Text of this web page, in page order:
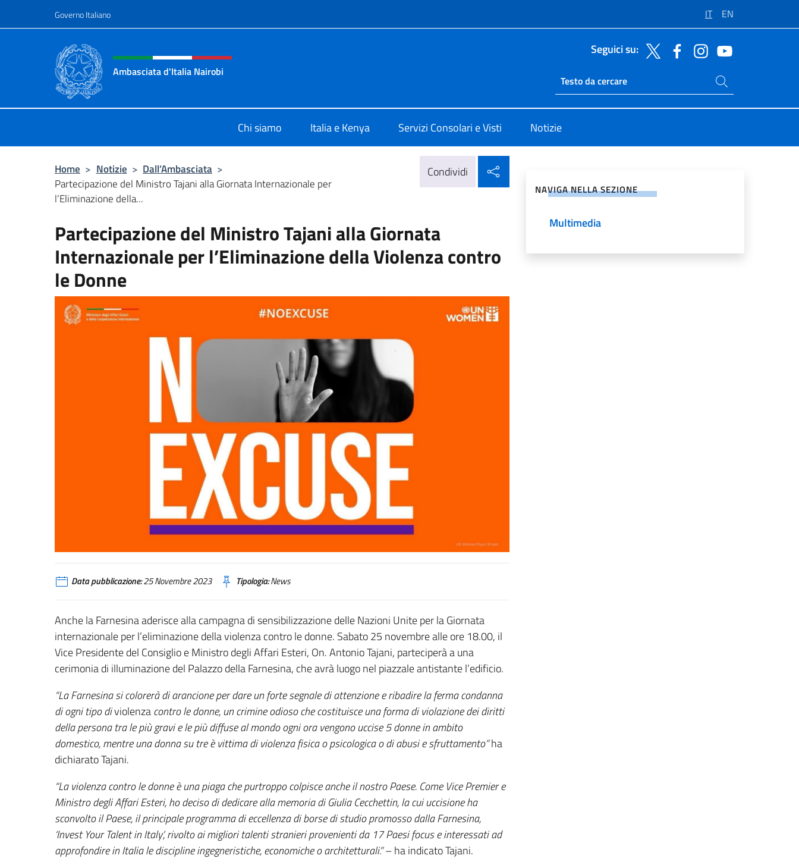
Governo Italiano IT EN
Intestazione sito, social e menù
Ambasciata d'Italia Nairobi
Seguici su:
Ricerca sito live
Cerca nel sito
Chi siamo Italia e Kenya Servizi Consolari e Visti Notizie
Home > Notizie > Dall’Ambasciata >
Partecipazione del Ministro Tajani alla Giornata Internazionale per
l’Eliminazione della...
Condividi
Partecipazione del Ministro Tajani alla Giornata
Internazionale per l’Eliminazione della Violenza contro
le Donne
Data pubblicazione:25 Novembre 2023 Tipologia:News
Anche la Farnesina aderisce alla campagna di sensibilizzazione delle Nazioni Unite per la Giornata
internazionale per l’eliminazione della violenza contro le donne. Sabato 25 novembre alle ore 18.00, il
Vice Presidente del Consiglio e Ministro degli Affari Esteri, On. Antonio Tajani, parteciperà a una
cerimonia di illuminazione del Palazzo della Farnesina, che avrà luogo nel piazzale antistante l’edificio.
“La Farnesina si colorerà di arancione per dare un forte segnale di attenzione e ribadire la ferma condanna
di ogni tipo diviolenzacontro le donne, un crimine odioso che costituisce una forma di violazione dei diritti
della persona tra le più gravi e le più diffuse al mondo ogni ora vengono uccise 5 donne in ambito
domestico, mentre una donna su tre è vittima di violenza fisica o psicologica o di abusi e sfruttamento”ha
dichiarato Tajani.
“La violenza contro le donne è unapiaga che purtroppo colpisce anche il nostro Paese. Come Vice Premier e
Ministro degli Affari Esteri, ho deciso di dedicare alla memoria di Giulia Cecchettin, la cui uccisione ha
sconvolto il Paese, il principale programma di eccellenza di borse di studio promosso dalla Farnesina,
‘Invest Your Talent in Italy’, rivolto ai migliori talenti stranieri provenienti da 17 Paesi focus e interessati ad
approfondire in Italia le discipline ingegneristiche, economiche o architetturali.”– ha indicato Tajani.
NAVIGA NELLA SEZIONE
Multimedia